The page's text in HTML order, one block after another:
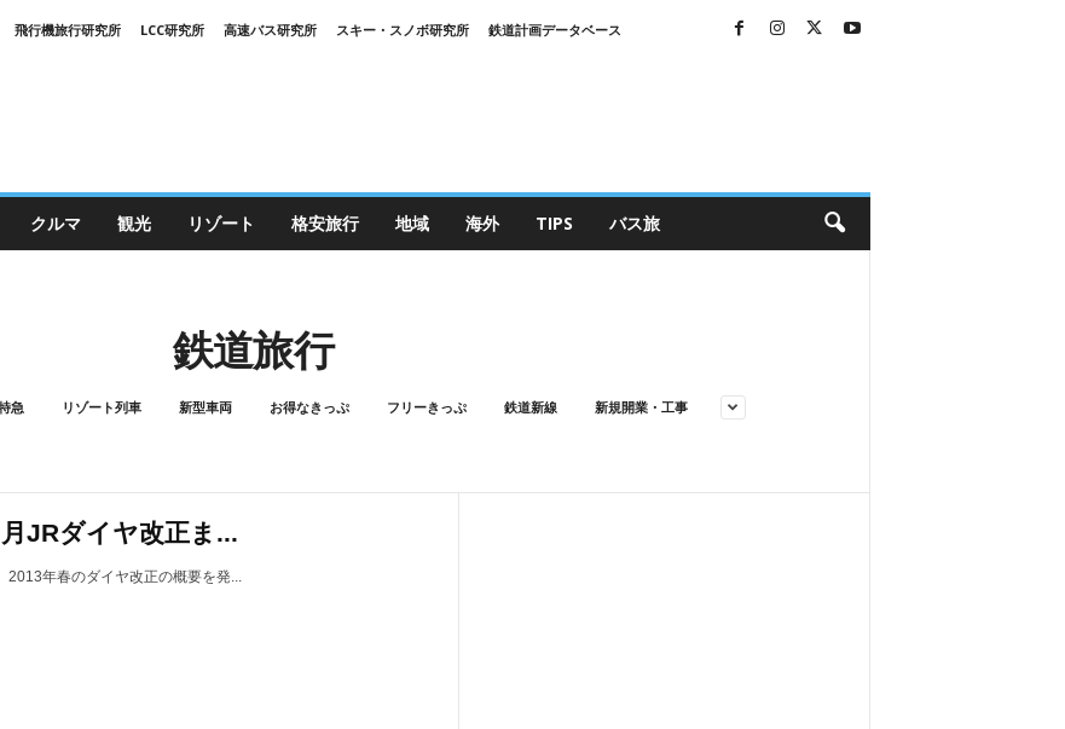
飛行機旅行研究所 LCC研究所 高速バス研究所 スキー・スノボ研究所
鉄道計画データベース
クルマ 観光 リゾート 格安旅行 地域 海外 TIPS バス旅
鉄道旅行
急 リゾート列車 新型車両 お得なきっぷ フリーきっぷ 鉄道新線 新規開業・工事
JRダイヤ改正ま...
2013年春のダイヤ改正の概要を発...